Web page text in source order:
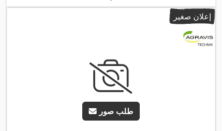
إعلان صغير
طلب صور